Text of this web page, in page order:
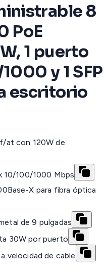
8
PoE
1 puerto
y 1 SFP
escritorio
at con 120W de
10/100/1000 Mbps
X para fibra óptica
de 9 pulgadas
30W por puerto
velocidad de cable